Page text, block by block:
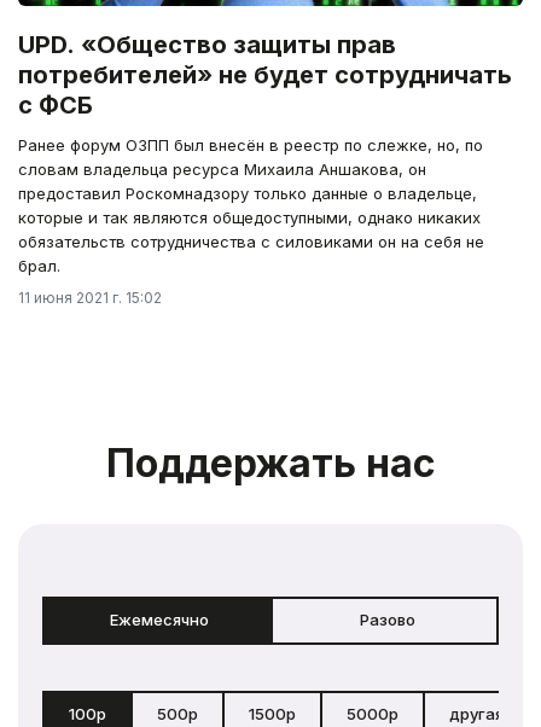
UPD. «Общество защиты прав
потребителей» не будет сотрудничать
с ФСБ
Ранее форум ОЗПП был внесён в реестр по слежке, но, по
словам владельца ресурса Михаила Аншакова, он
предоставил Роскомнадзору только данные о владельце,
которые и так являются общедоступными, однако никаких
обязательств сотрудничества с силовиками он на себя не
брал.
11 июня 2021 г. 15:02
Поддержать нас
Ежемесячно Разово
100р 500р 1500р 5000р другая